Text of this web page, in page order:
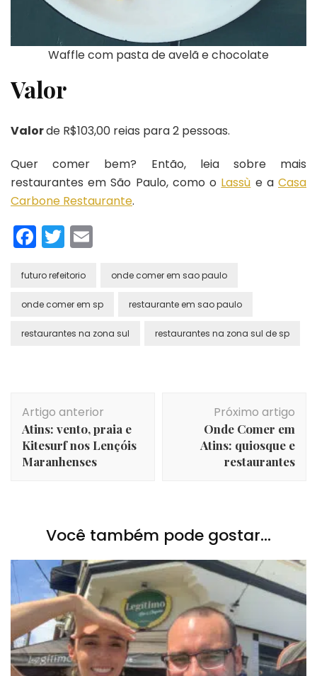
Waffle com pasta de avelã e chocolate
Valor
Valorde R$103,00 reias para 2 pessoas.
Quer comer bem? Então, leia sobre mais
restaurantes em São Paulo, como o Lassù e aCasa
Carbone Restaurante.
Facebook
Twitter
futuro refeitorio onde comer em sao paulo
onde comer em sp restaurante em sao paulo
restaurantes na zona sul restaurantes na zona sul de sp
de
post
Artigo anterior
Atins: vento, praia e
Kitesurf nos Lençóis
Maranhenses
Próximo artigo
Onde Comer em
Atins: quiosque e
restaurantes
Você também pode gostar...